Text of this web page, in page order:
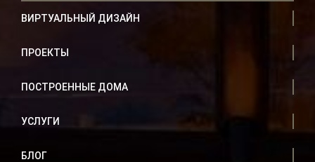
ВИРТУАЛЬНЫЙ ДИЗАЙН
ПРОЕКТЫ
ПОСТРОЕННЫЕ ДОМА
УСЛУГИ
БЛОГ